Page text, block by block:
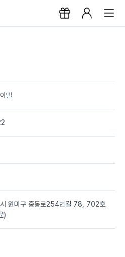
텔
시 원미구 중동로254번길 78, 702호
)